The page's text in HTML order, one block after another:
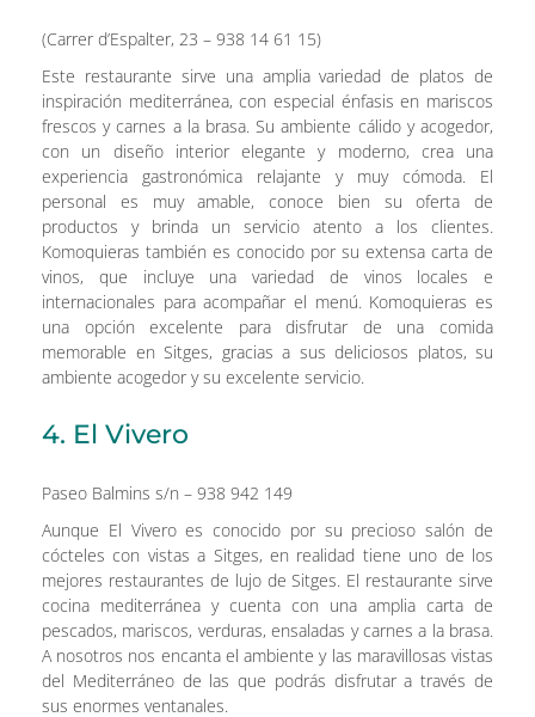
(Carrer d’Espalter, 23 – 938 14 61 15)
Este restaurante sirve una amplia variedad de platos de
inspiración mediterránea, con especial énfasis en mariscos
frescos y carnes a la brasa. Su ambiente cálido y acogedor,
con un diseño interior elegante y moderno, crea una
experiencia gastronómica relajante y muy cómoda. El
personal es muy amable, conoce bien su oferta de
productos y brinda un servicio atento a los clientes.
Komoquieras también es conocido por su extensa carta de
vinos, que incluye una variedad de vinos locales e
internacionales para acompañar el menú. Komoquieras es
una opción excelente para disfrutar de una comida
memorable en Sitges, gracias a sus deliciosos platos, su
ambiente acogedor y su excelente servicio.
4. El Vivero
Paseo Balmins s/n – 938 942 149
Aunque El Vivero es conocido por su precioso salón de
cócteles con vistas a Sitges, en realidad tiene uno de los
mejores restaurantes de lujo de Sitges. El restaurante sirve
cocina mediterránea y cuenta con una amplia carta de
pescados, mariscos, verduras, ensaladas y carnes a la brasa.
A nosotros nos encanta el ambiente y las maravillosas vistas
del Mediterráneo de las que podrás disfrutar a través de
sus enormes ventanales.